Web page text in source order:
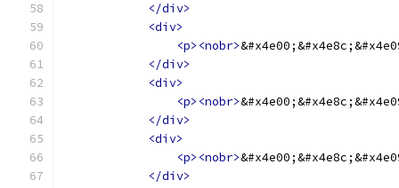
</div>
<div>
<p><nobr>
</div>
<div>
<p><nobr>
</div>
<div>
<p><nobr>
</div>